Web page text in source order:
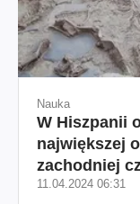
Nauka
W Hiszpanii
największej
zachodniej
(zdjęcie)
11.04.2024 06:31